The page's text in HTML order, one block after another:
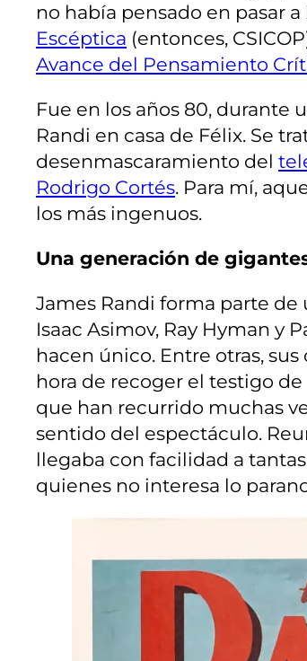
no había pensado en pasar
Escéptica (entonces,
Avance del Pensamiento
Fue en los años 80, durante
Randi en casa de Félix. Se
desenmascaramiento del
Rodrigo Cortés. Para mí,
los más ingenuos.
Una generación de
James Randi forma parte
Isaac Asimov, Ray Hyman y
hacen único. Entre otras,
hora de recoger el testigo
que han recurrido muchas
sentido del espectáculo.
llegaba con facilidad a
quienes no interesa lo